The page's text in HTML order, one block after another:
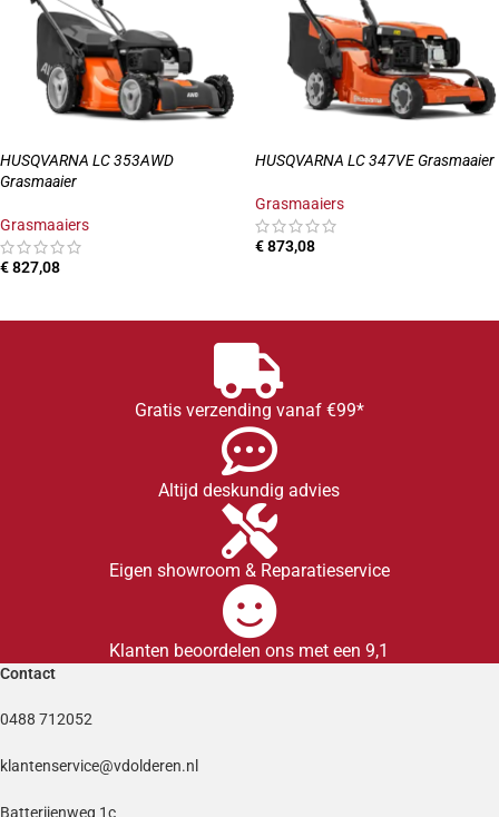
HUSQVARNA LC 353AWD
Grasmaaier
Grasmaaiers
€827,08
HUSQVARNA LC 347VE Grasmaaier
Grasmaaiers
€873,08
Gratis verzending vanaf €99*
Altijd deskundig advies
Eigen showroom & Reparatieservice
Klanten beoordelen ons met een 9,1
Contact
0488 712052
klantenservice@vdolderen.nl
Batterijenweg 1c